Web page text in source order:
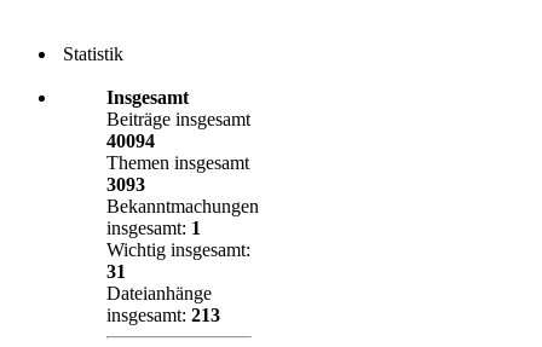
Statistik
Insgesamt
Beiträge insgesamt
40094
Themen insgesamt
3093
Bekanntmachungen
insgesamt: 1
Wichtig insgesamt:
31
Dateianhänge
insgesamt: 213